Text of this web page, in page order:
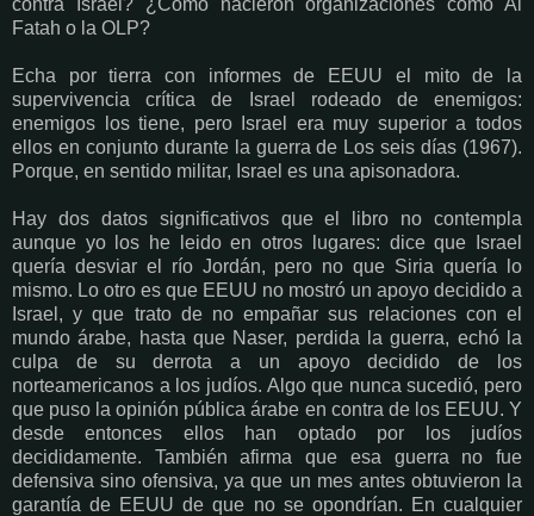
Fatah o la OLP?
Echa por tierra con informes de EEUU el mito de la
supervivencia crítica de Israel rodeado de enemigos:
enemigos los tiene, pero Israel era muy superior a todos
ellos en conjunto durante la guerra de Los seis días (1967).
Porque, en sentido militar, Israel es una apisonadora.
Hay dos datos significativos que el libro no contempla
aunque yo los he leido en otros lugares: dice que Israel
quería desviar el río Jordán, pero no que Siria quería lo
mismo. Lo otro es que EEUU no mostró un apoyo decidido a
Israel, y que trato de no empañar sus relaciones con el
mundo árabe, hasta que Naser, perdida la guerra, echó la
culpa de su derrota a un apoyo decidido de los
norteamericanos a los judíos. Algo que nunca sucedió, pero
que puso la opinión pública árabe en contra de los EEUU. Y
desde entonces ellos han optado por los judíos
decididamente. También afirma que esa guerra no fue
defensiva sino ofensiva, ya que un mes antes obtuvieron la
garantía de EEUU de que no se opondrían. En cualquier